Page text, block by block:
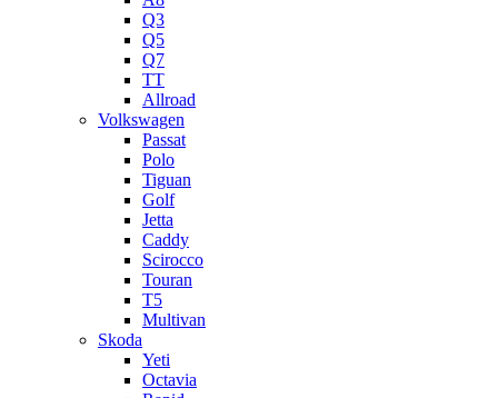
Q3
Q5
Q7
TT
Allroad
Volkswagen
Passat
Polo
Tiguan
Golf
Jetta
Caddy
Scirocco
Touran
T5
Multivan
Skoda
Yeti
Octavia